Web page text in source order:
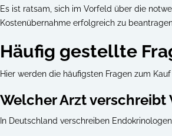
Es ist ratsam, sich im Vorfeld über die
Kostenübernahme erfolgreich zu
Häufig gestellte
Hier werden die häufigsten Fragen zum
Welcher Arzt verschreibt
In Deutschland verschreiben